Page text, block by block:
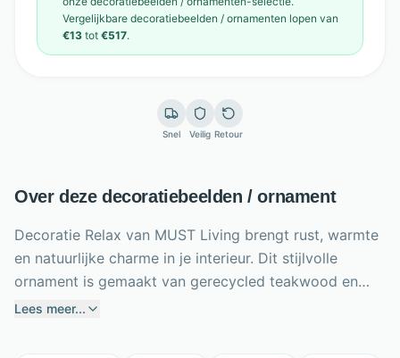
Vergelijkbare decoratiebeelden / ornamenten lopen van
€13 tot €517.
Snel Veilig Retour
Over deze decoratiebeelden / ornament
Decoratie Relax van MUST Living brengt rust, warmte
en natuurlijke charme in je interieur. Dit stijlvolle
ornament is gemaakt van gerecycled teakwood en
heeft een bruine naturel uitstraling die de karaktervolle
Lees meer...